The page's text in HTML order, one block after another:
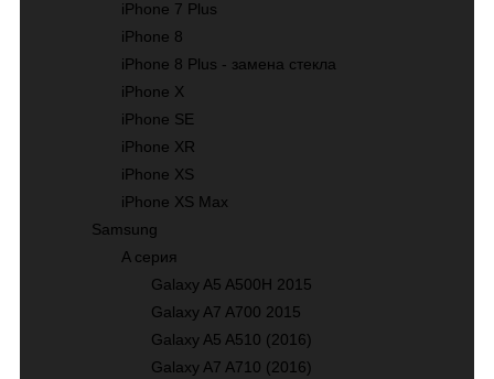
iPhone 7 Plus
iPhone 8
iPhone 8 Plus - замена стекла
iPhone X
iPhone SE
iPhone XR
iPhone XS
iPhone XS Max
Samsung
A серия
Galaxy A5 A500H 2015
Galaxy A7 A700 2015
Galaxy A5 A510 (2016)
Galaxy A7 A710 (2016)